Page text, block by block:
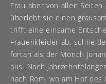
Frau aber von allen Seiten
überlebt sie einen
trifft eine einsame
Frauenkleider ab,
fortan als der Mönch
aus. Nach
nach Rom, wo am Hof